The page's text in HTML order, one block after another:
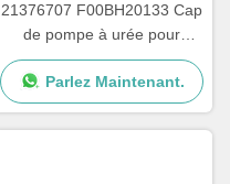
21376707 F00BH20133 Cap
de pompe à urée pour
pièces de pompes à adblue
Parlez Maintenant.